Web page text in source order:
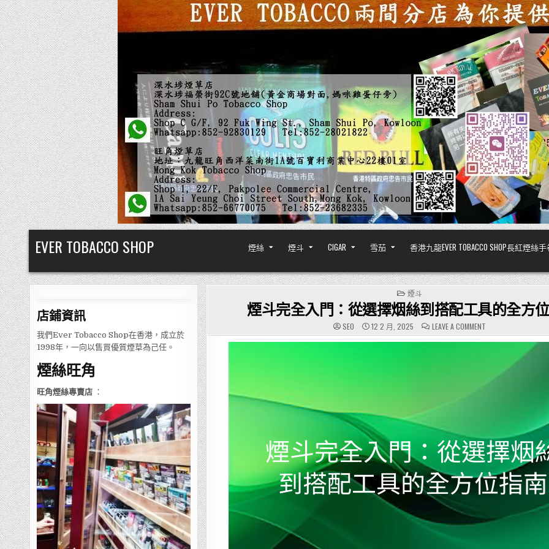
Skip
to
content
EVER TOBACCO SHOP 煙絲 煙斗 CIGAR 雪茄 香港九龍EVER TOBACCO SHOP長紅煙
店鋪資訊
我們Ever Tobacco Shop在香港，成立於
1998年，一向以售買優質煙草為己任。
煙絲旺角
旺角煙絲專賣店 ：
POSTED
IN
煙斗
煙斗完全入門：從選擇烟絲到搭配工具的全方
SEO 12 2 月, 2025 LEAVE A COMMENTON
煙
斗
選
具
的
全
方
位
指
南